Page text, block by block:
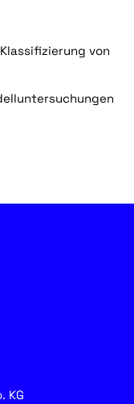
von
KG